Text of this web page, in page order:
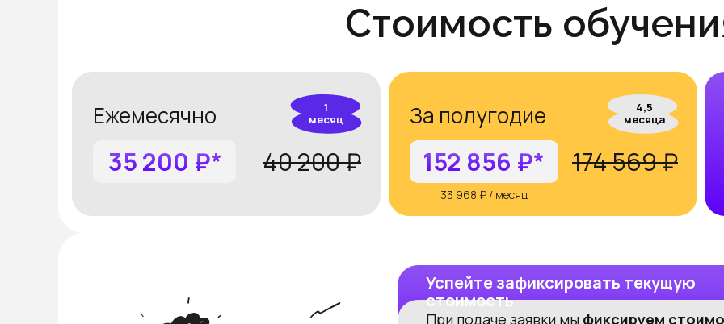
Ежемесячно
Стоимость
1
месяц
За полугодие
4,5
месяца
35 200 ₽* 40 200 ₽ 152 856 ₽* 174 569 ₽
33 968 ₽ / месяц
Успейте зафиксировать текущую
стоимость
При подаче заявки мы фиксируем